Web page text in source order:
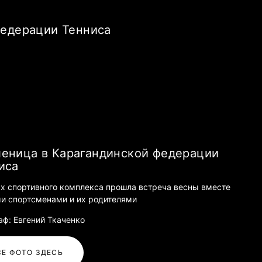
Тенниса
в Карагандинской федерации
спортивного комплекса прошла встреча весны вместе
спортсменами и их родителями
Евгений Ткаченко
ФОТО ЗДЕСЬ